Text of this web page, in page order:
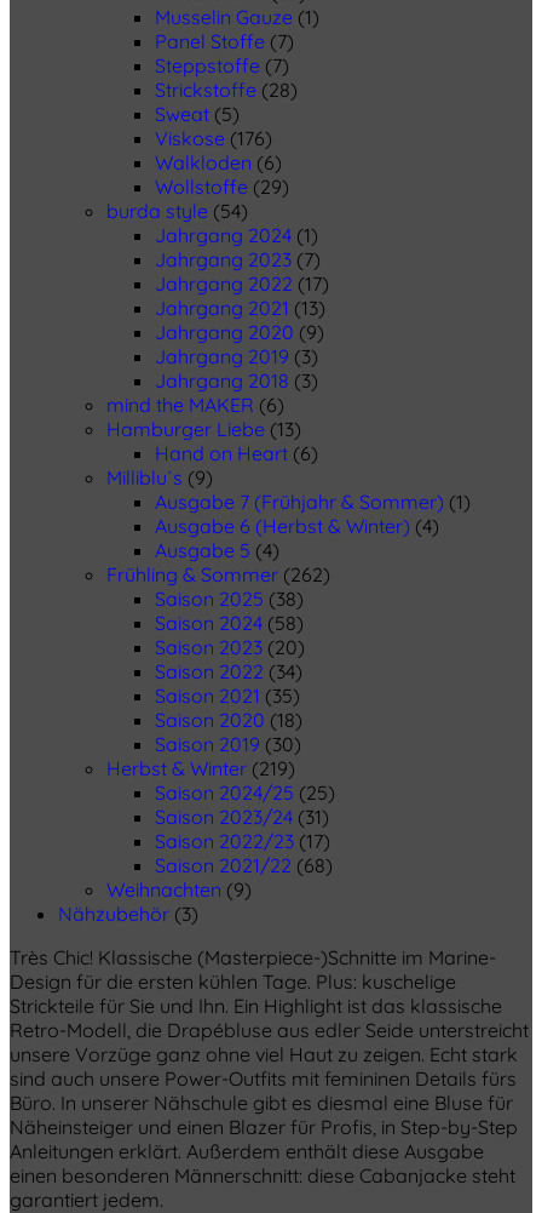
Musselin Gauze (1)
Panel Stoffe (7)
Steppstoffe (7)
Strickstoffe (28)
Sweat (5)
Viskose (176)
Walkloden (6)
Wollstoffe (29)
burda style (54)
Jahrgang 2024 (1)
Jahrgang 2023 (7)
Jahrgang 2022 (17)
Jahrgang 2021 (13)
Jahrgang 2020 (9)
Jahrgang 2019 (3)
Jahrgang 2018 (3)
mind the MAKER (6)
Hamburger Liebe (13)
Hand on Heart (6)
Milliblu´s (9)
Ausgabe 7 (Frühjahr & Sommer) (1)
Ausgabe 6 (Herbst & Winter) (4)
Ausgabe 5 (4)
Frühling & Sommer (262)
Saison 2025 (38)
Saison 2024 (58)
Saison 2023 (20)
Saison 2022 (34)
Saison 2021 (35)
Saison 2020 (18)
Saison 2019 (30)
Herbst & Winter (219)
Saison 2024/25 (25)
Saison 2023/24 (31)
Saison 2022/23 (17)
Saison 2021/22 (68)
Weihnachten (9)
Nähzubehör (3)
Très Chic! Klassische (Masterpiece-)Schnitte im Marine-
Design für die ersten kühlen Tage. Plus: kuschelige
Strickteile für Sie und Ihn. Ein Highlight ist das klassische
Retro-Modell, die Drapébluse aus edler Seide unterstreicht
unsere Vorzüge ganz ohne viel Haut zu zeigen. Echt stark
sind auch unsere Power-Outfits mit femininen Details fürs
Büro. In unserer Nähschule gibt es diesmal eine Bluse für
Näheinsteiger und einen Blazer für Profis, in Step-by-Step
Anleitungen erklärt. Außerdem enthält diese Ausgabe
einen besonderen Männerschnitt: diese Cabanjacke steht
garantiert jedem.